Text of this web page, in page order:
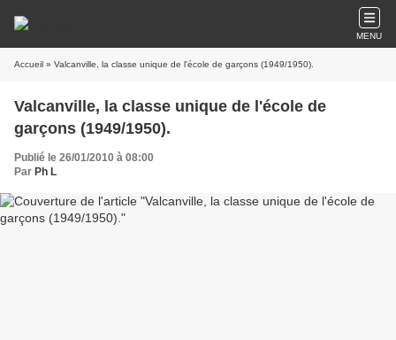
MENU
Accueil » Valcanville, la classe unique de l'école de garçons (1949/1950).
Valcanville, la classe unique de l'école de
garçons (1949/1950).
Publié le 26/01/2010 à 08:00
Par Ph L